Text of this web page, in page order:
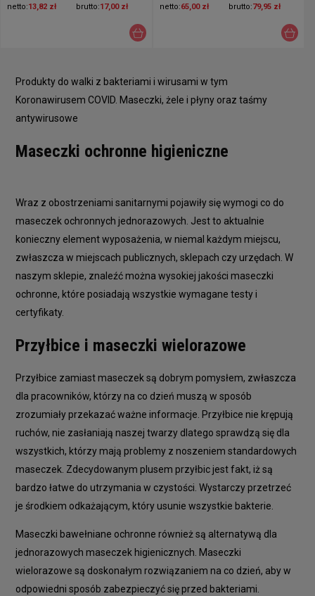
netto:13,82 zł brutto:17,00 zł netto:65,00 zł brutto:79,95 zł
Produkty do walki z bakteriami i wirusami w tym
Koronawirusem COVID. Maseczki, żele i płyny oraz taśmy
antywirusowe
Maseczki ochronne higieniczne
Wraz z obostrzeniami sanitarnymi pojawiły się wymogi co do
maseczek ochronnych jednorazowych. Jest to aktualnie
konieczny element wyposażenia, w niemal każdym miejscu,
zwłaszcza w miejscach publicznych, sklepach czy urzędach. W
naszym sklepie, znaleźć można wysokiej jakości maseczki
ochronne, które posiadają wszystkie wymagane testy i
certyfikaty.
Przyłbice i maseczki wielorazowe
Przyłbice zamiast maseczek są dobrym pomysłem, zwłaszcza
dla pracowników, którzy na co dzień muszą w sposób
zrozumiały przekazać ważne informacje. Przyłbice nie krępują
ruchów, nie zasłaniają naszej twarzy dlatego sprawdzą się dla
wszystkich, którzy mają problemy z noszeniem standardowych
maseczek. Zdecydowanym plusem przyłbic jest fakt, iż są
bardzo łatwe do utrzymania w czystości. Wystarczy przetrzeć
je środkiem odkażającym, który usunie wszystkie bakterie.
Maseczki bawełniane ochronne również są alternatywą dla
jednorazowych maseczek higienicznych. Maseczki
wielorazowe są doskonałym rozwiązaniem na co dzień, aby w
odpowiedni sposób zabezpieczyć się przed bakteriami.